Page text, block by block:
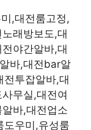
,대전룸고정,
래방보도,대
야간알바,대
바,대전bar알
전투잡알바,대
무실,대전여
바,대전업소
도우미,유성룸